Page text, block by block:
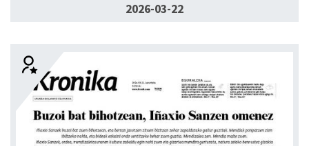
2026-03-22